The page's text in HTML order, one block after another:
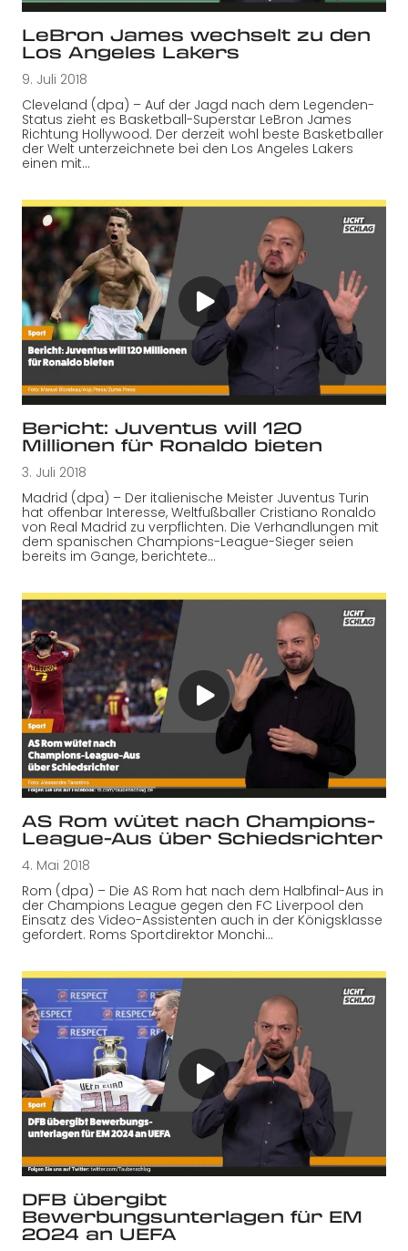
LeBron James wechselt zu den
Los Angeles Lakers
9. Juli 2018
Cleveland (dpa) – Auf der Jagd nach dem Legenden-
Status zieht es Basketball-Superstar LeBron James
Richtung Hollywood. Der derzeit wohl beste Basketballer
der Welt unterzeichnete bei den Los Angeles Lakers
einen mit…
Bericht: Juventus will 120
Millionen für Ronaldo bieten
3. Juli 2018
Madrid (dpa) – Der italienische Meister Juventus Turin
hat offenbar Interesse, Weltfußballer Cristiano Ronaldo
von Real Madrid zu verpflichten. Die Verhandlungen mit
dem spanischen Champions-League-Sieger seien
bereits im Gange, berichtete…
AS Rom wütet nach Champions-
League-Aus über Schiedsrichter
4. Mai 2018
Rom (dpa) – Die AS Rom hat nach dem Halbfinal-Aus in
der Champions League gegen den FC Liverpool den
Einsatz des Video-Assistenten auch in der Königsklasse
gefordert. Roms Sportdirektor Monchi…
DFB übergibt
Bewerbungsunterlagen für EM
2024 an UEFA